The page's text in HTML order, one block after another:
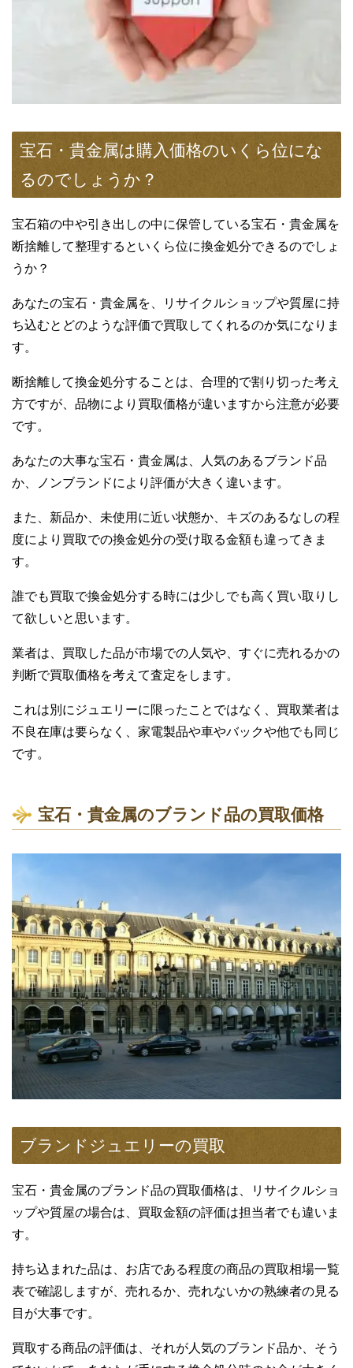
宝石・貴金属は購入価格のいくら位にな
るのでしょうか？
宝石箱の中や引き出しの中に保管している宝石・貴金属を
断捨離して整理するといくら位に換金処分できるのでしょ
うか？
あなたの宝石・貴金属を、リサイクルショップや質屋に持
ち込むとどのような評価で買取してくれるのか気になりま
す。
断捨離して換金処分することは、合理的で割り切った考え
方ですが、品物により買取価格が違いますから注意が必要
です。
あなたの大事な宝石・貴金属は、人気のあるブランド品
か、ノンブランドにより評価が大きく違います。
また、新品か、未使用に近い状態か、キズのあるなしの程
度により買取での換金処分の受け取る金額も違ってきま
す。
誰でも買取で換金処分する時には少しでも高く買い取りし
て欲しいと思います。
業者は、買取した品が市場での人気や、すぐに売れるかの
判断で買取価格を考えて査定をします。
これは別にジュエリーに限ったことではなく、買取業者は
不良在庫は要らなく、家電製品や車やバックや他でも同じ
です。
宝石・貴金属のブランド品の買取価格
ブランドジュエリーの買取
宝石・貴金属のブランド品の買取価格は、リサイクルショ
ップや質屋の場合は、買取金額の評価は担当者でも違いま
す。
持ち込まれた品は、お店である程度の商品の買取相場一覧
表で確認しますが、売れるか、売れないかの熟練者の見る
目が大事です。
買取する商品の評価は、それが人気のブランド品か、そう